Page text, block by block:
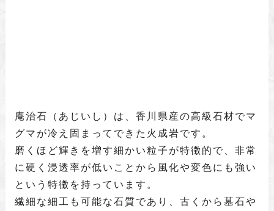
庵治石（あじいし）は、香川県産の高級石材でマ
グマが冷え固まってできた火成岩です。
磨くほど輝きを増す細かい粒子が特徴的で、非常
に硬く浸透率が低いことから風化や変色にも強い
という特徴を持っています。
繊細な細工も可能な石質であり、古くから墓石や